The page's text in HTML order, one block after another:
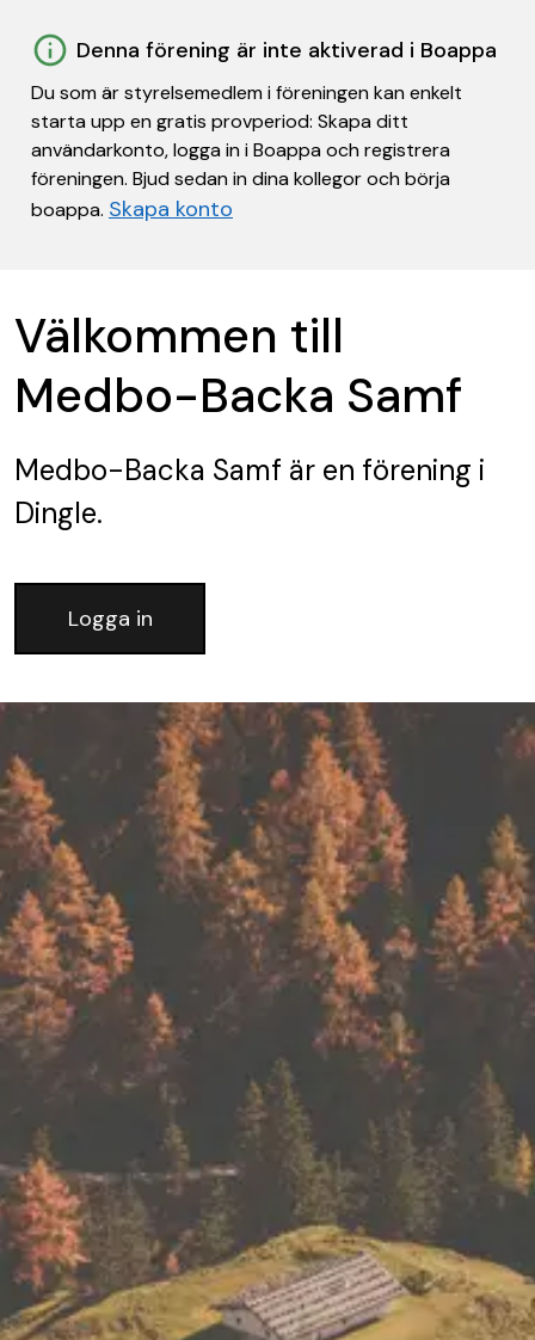
Denna förening är inte aktiverad i Boappa
Du som är styrelsemedlem i föreningen kan enkelt
starta upp en gratis provperiod: Skapa ditt
användarkonto, logga in i Boappa och registrera
föreningen. Bjud sedan in dina kollegor och börja
boappa. Skapa konto
Välkommen till
Medbo-Backa Samf
Medbo-Backa Samf är en förening i
Dingle.
Logga in